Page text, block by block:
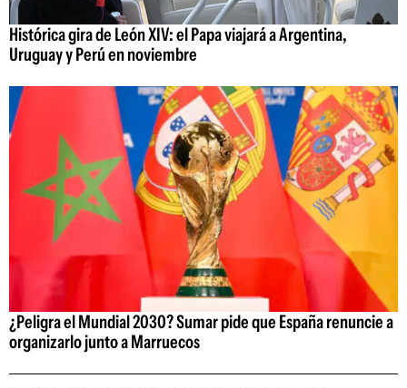
Histórica gira de León XIV: el Papa viajará a Argentina,
Uruguay y Perú en noviembre
¿Peligra el Mundial 2030? Sumar pide que España renuncie a
organizarlo junto a Marruecos